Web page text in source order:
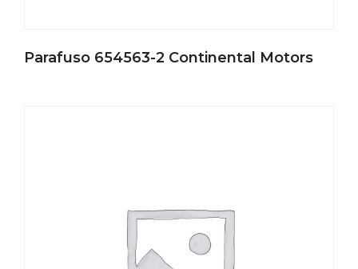
Parafuso 654563-2 Continental Motors